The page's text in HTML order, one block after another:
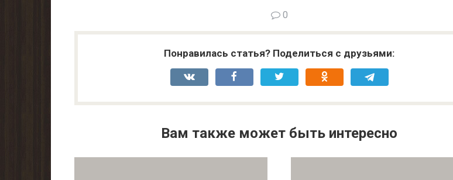
0
Понравилась статья? Поделиться с друзьями:
Вам также может быть интересно